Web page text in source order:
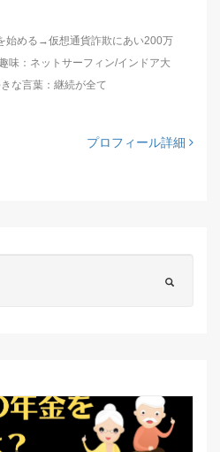
始める→仮想通貨詐欺にあい200万
味：ネットサーフィン/インドア大
な言葉：継続が全て
プロフィール詳細